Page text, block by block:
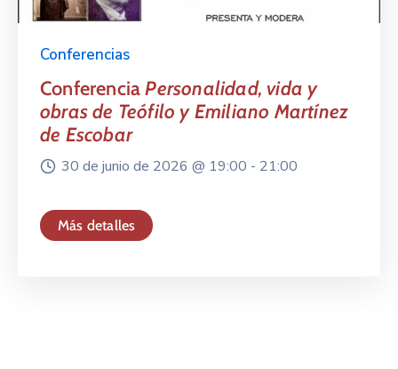
Conferencias
ConferenciaPersonalidad, vida y
obras de Teófilo y Emiliano Martínez
de Escobar
30 de junio de 2026 @ 19:00 - 21:00
Más detalles